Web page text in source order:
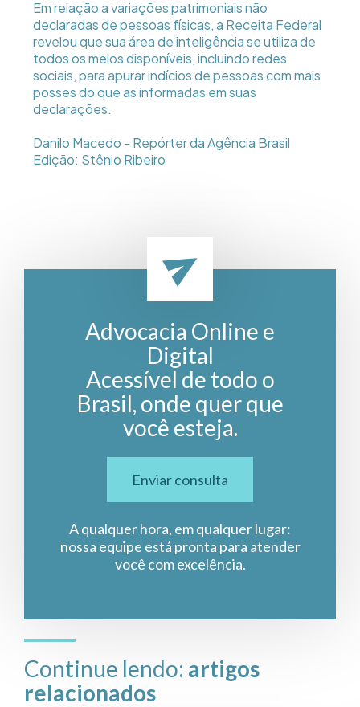
Em relação a variações patrimoniais não
declaradas de pessoas físicas, a Receita Federal
revelou que sua área de inteligência se utiliza de
todos os meios disponíveis, incluindo redes
sociais, para apurar indícios de pessoas com mais
posses do que as informadas em suas
declarações.
Danilo Macedo - Repórter da Agência Brasil
Edição: Stênio Ribeiro
Advocacia Online e
Digital
Acessível de todo o
Brasil, onde quer que
você esteja.
Enviar consulta
A qualquer hora, em qualquer lugar:
nossa equipe está pronta para atender
você com excelência.
Continue lendo: artigos
relacionados